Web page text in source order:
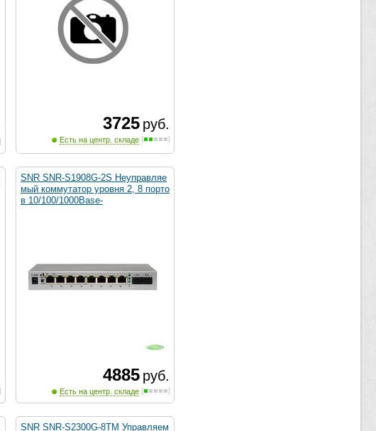
3725 руб.
Есть на центр. складе
SNR SNR-S1908G-2S Неуправляе
мый коммутатор уровня 2, 8 порто
в 10/100/1000Base-
4885 руб.
Есть на центр. складе
SNR SNR-S2300G-8TM Управляем